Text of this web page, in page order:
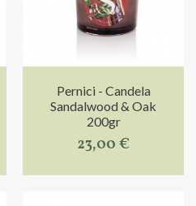
Pernici - Candela
Sandalwood & Oak
200gr
23,00 €